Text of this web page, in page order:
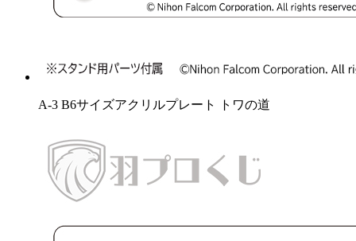
A-3 B6サイズアクリルプレート トワの道